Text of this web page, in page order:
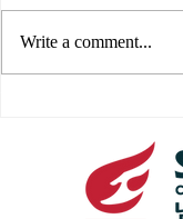
Write a comment...